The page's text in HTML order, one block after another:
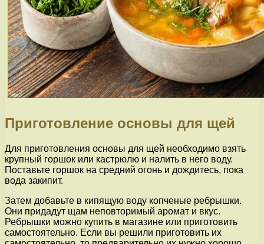
Приготовление основы для щей
Для приготовления основы для щей необходимо взять
крупный горшок или кастрюлю и налить в него воду.
Поставьте горшок на средний огонь и дождитесь, пока
вода закипит.
Затем добавьте в кипящую воду копченые ребрышки.
Они придадут щам неповторимый аромат и вкус.
Ребрышки можно купить в магазине или приготовить
самостоятельно. Если вы решили приготовить их